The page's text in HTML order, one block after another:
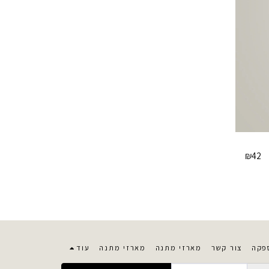
₪42
צור קשר מארזי מתנה מארזי מתנה עוד